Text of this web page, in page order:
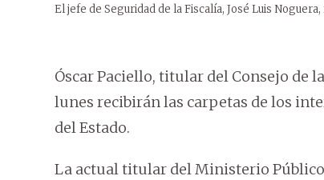
El jefe de Seguridad de la Fiscalía, José Luis
Óscar Paciello, titular del Consejo de
lunes recibirán las carpetas de los
del Estado.
La actual titular del Ministerio